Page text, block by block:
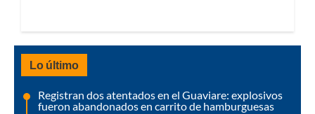
Lo último
Registran dos atentados en el Guaviare: explosivos
fueron abandonados en carrito de hamburguesas